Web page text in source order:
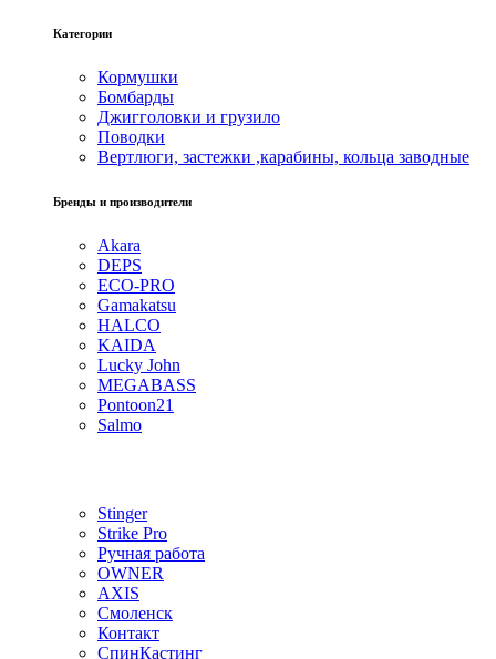
Категории
Кормушки
Бомбарды
Джигголовки и грузило
Поводки
Вертлюги, застежки ,карабины, кольца заводные
Бренды и производители
Akara
DEPS
ECO-PRO
Gamakatsu
HALCO
KAIDA
Lucky John
MEGABASS
Pontoon21
Salmo
Stinger
Strike Pro
Ручная работа
OWNER
AXIS
Смоленск
Контакт
СпинКастинг